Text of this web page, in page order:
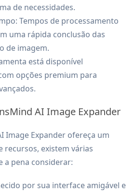
de necessidades.
Tempos de processamento
uma rápida conclusão das
de imagem.
está disponível
opções premium para
AI Image Expander
Image Expander ofereça um
existem várias
a pena considerar:
por sua interface amigável e